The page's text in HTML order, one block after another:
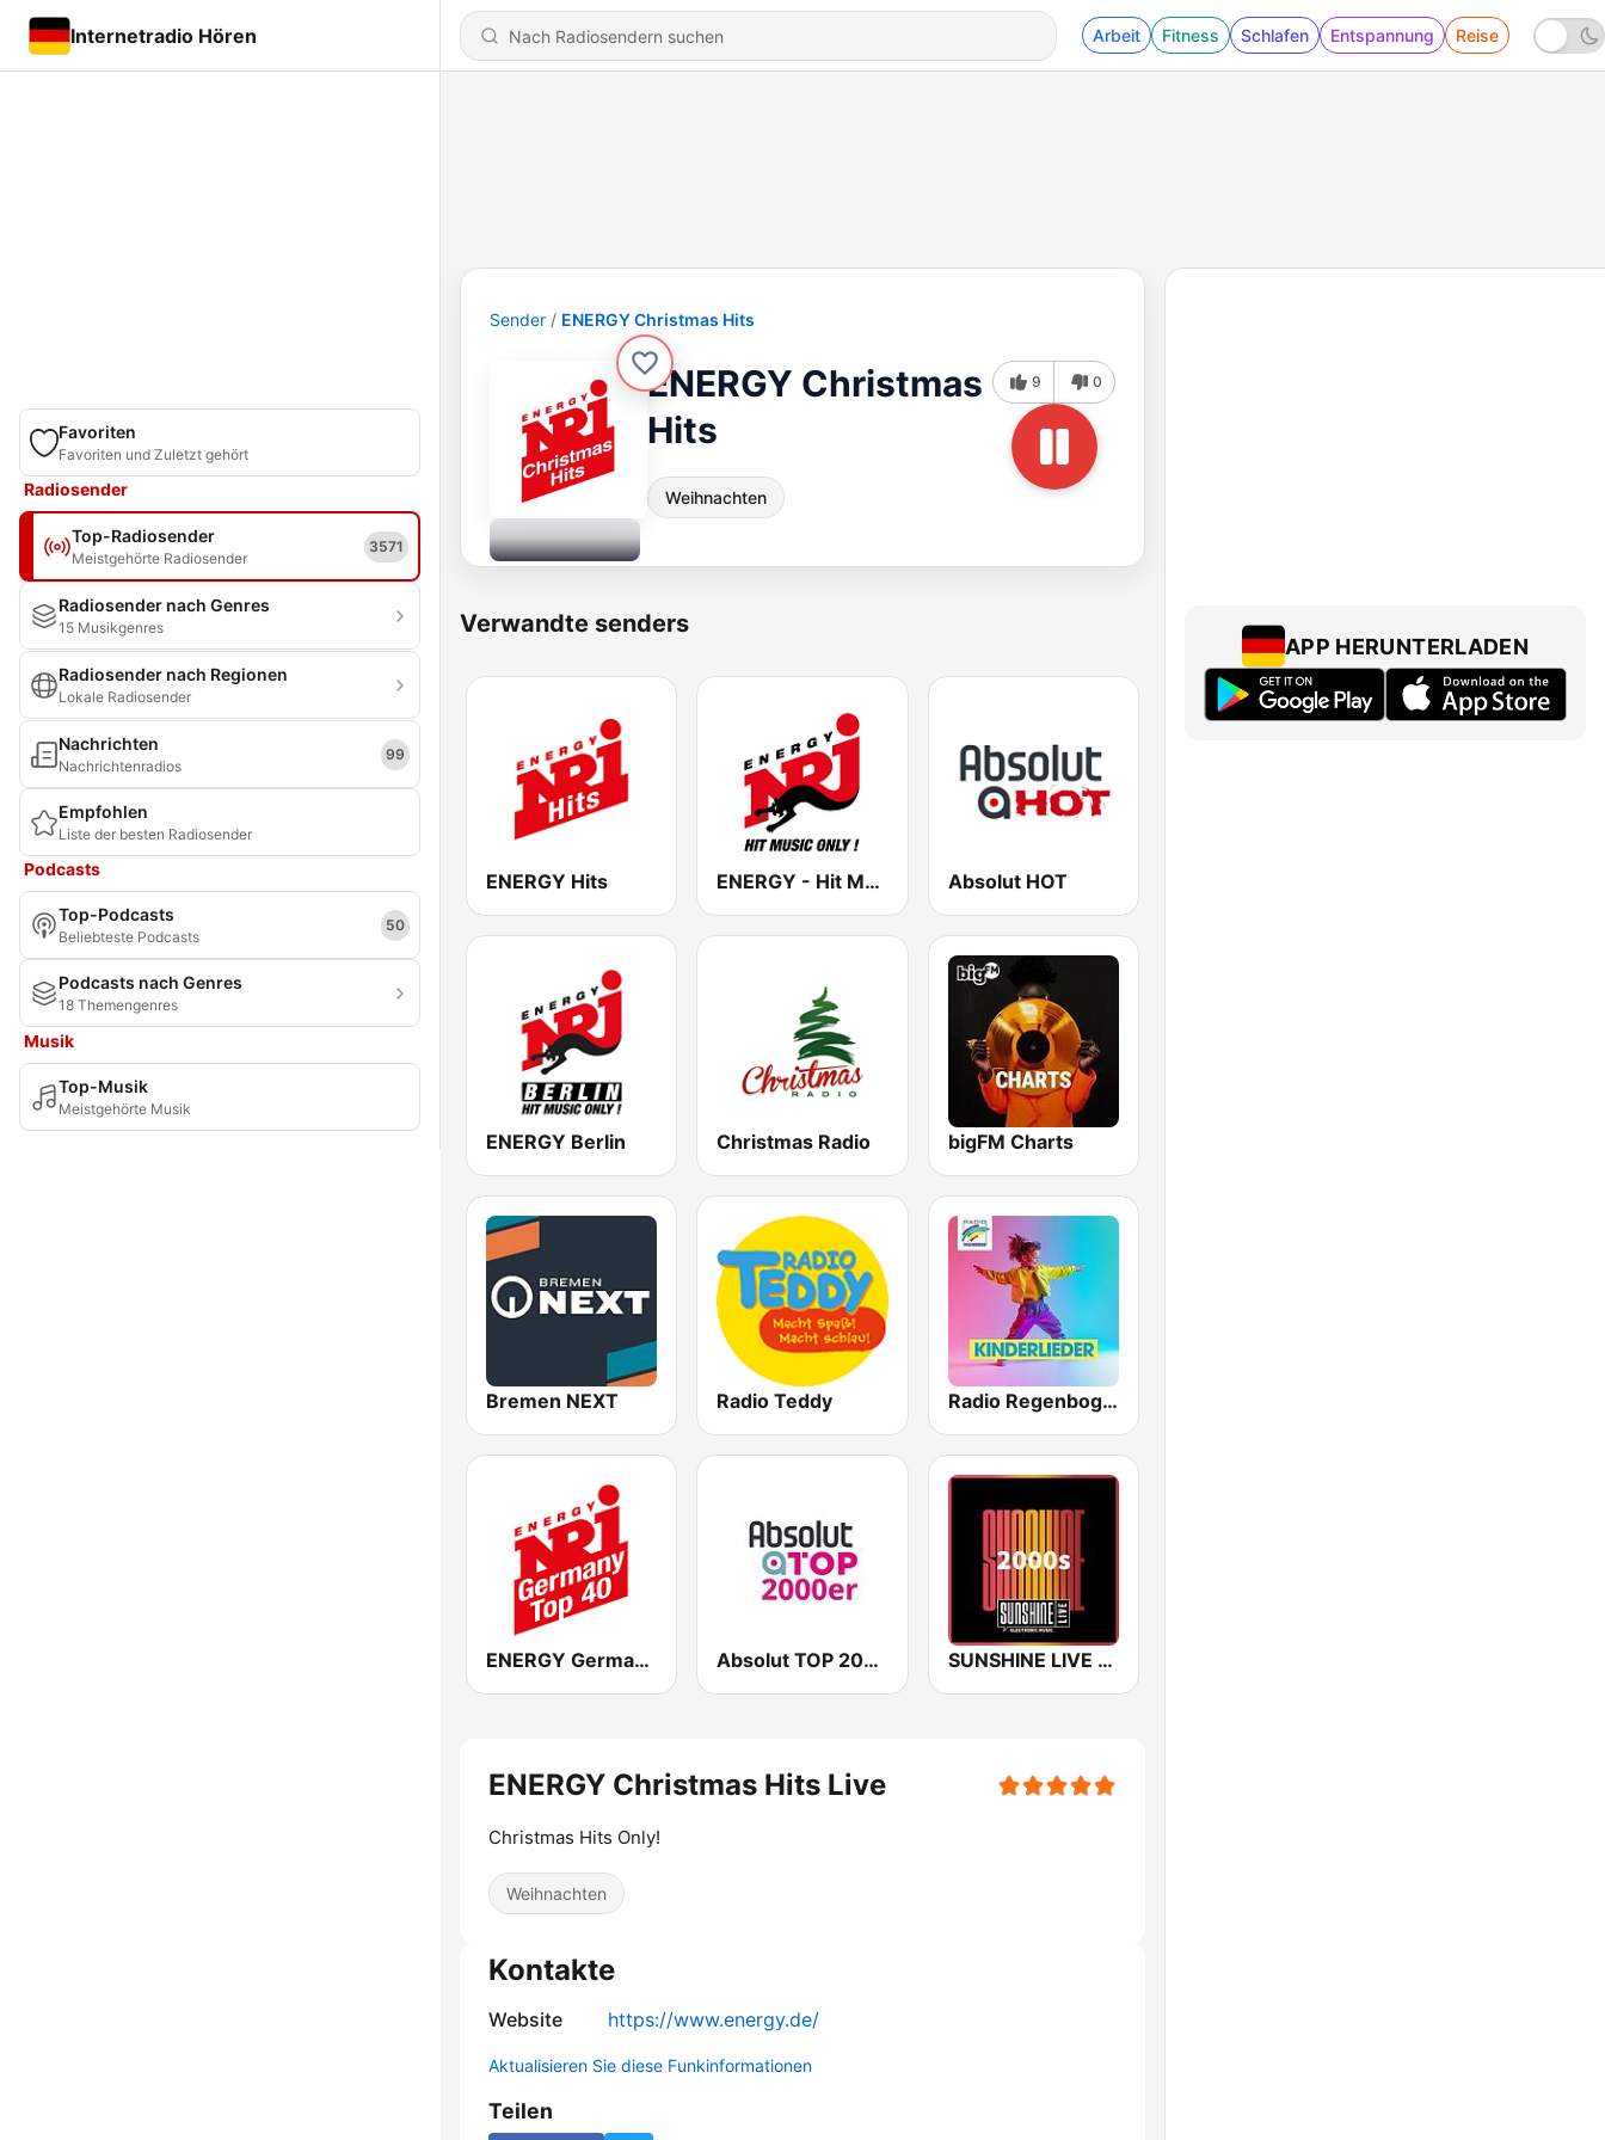
Internetradio Hören Arbeit Fitness Schlafen Entspannung Reise
Favoriten
Favoriten und Zuletzt gehört
Radiosender
Top-Radiosender
Meistgehörte Radiosender
3571
Radiosender nach Genres
15 Musikgenres
Radiosender nach Regionen
Lokale Radiosender
Nachrichten
Nachrichtenradios
99
Empfohlen
Liste der besten Radiosender
Podcasts
Top-Podcasts
Beliebteste Podcasts
50
Podcasts nach Genres
18 Themengenres
Musik
Top-Musik
Meistgehörte Musik
Sender ENERGY Christmas Hits
ENERGY Christmas
Hits
Weihnachten
9 0
Verwandte senders
ENERGY Hits ENERGY - Hit Music Only! Absolut HOT
ENERGY Berlin Christmas Radio bigFM Charts
Bremen NEXT Radio Teddy Radio Regenbogen - Kinderlieder
ENERGY Germany Top 40 Absolut TOP 2000er SUNSHINE LIVE - 2000s
ENERGY Christmas Hits Live
Christmas Hits Only!
Weihnachten
Kontakte
Website https://www.energy.de/
Aktualisieren Sie diese Funkinformationen
Teilen
APP HERUNTERLADEN